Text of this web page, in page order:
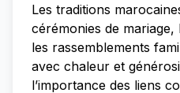
Les traditions
cérémonies de mariage,
les rassemblements
avec chaleur et
l’importance des liens